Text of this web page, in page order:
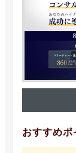
おすすめポ